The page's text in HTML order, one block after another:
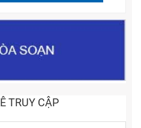
TRUY CẬP